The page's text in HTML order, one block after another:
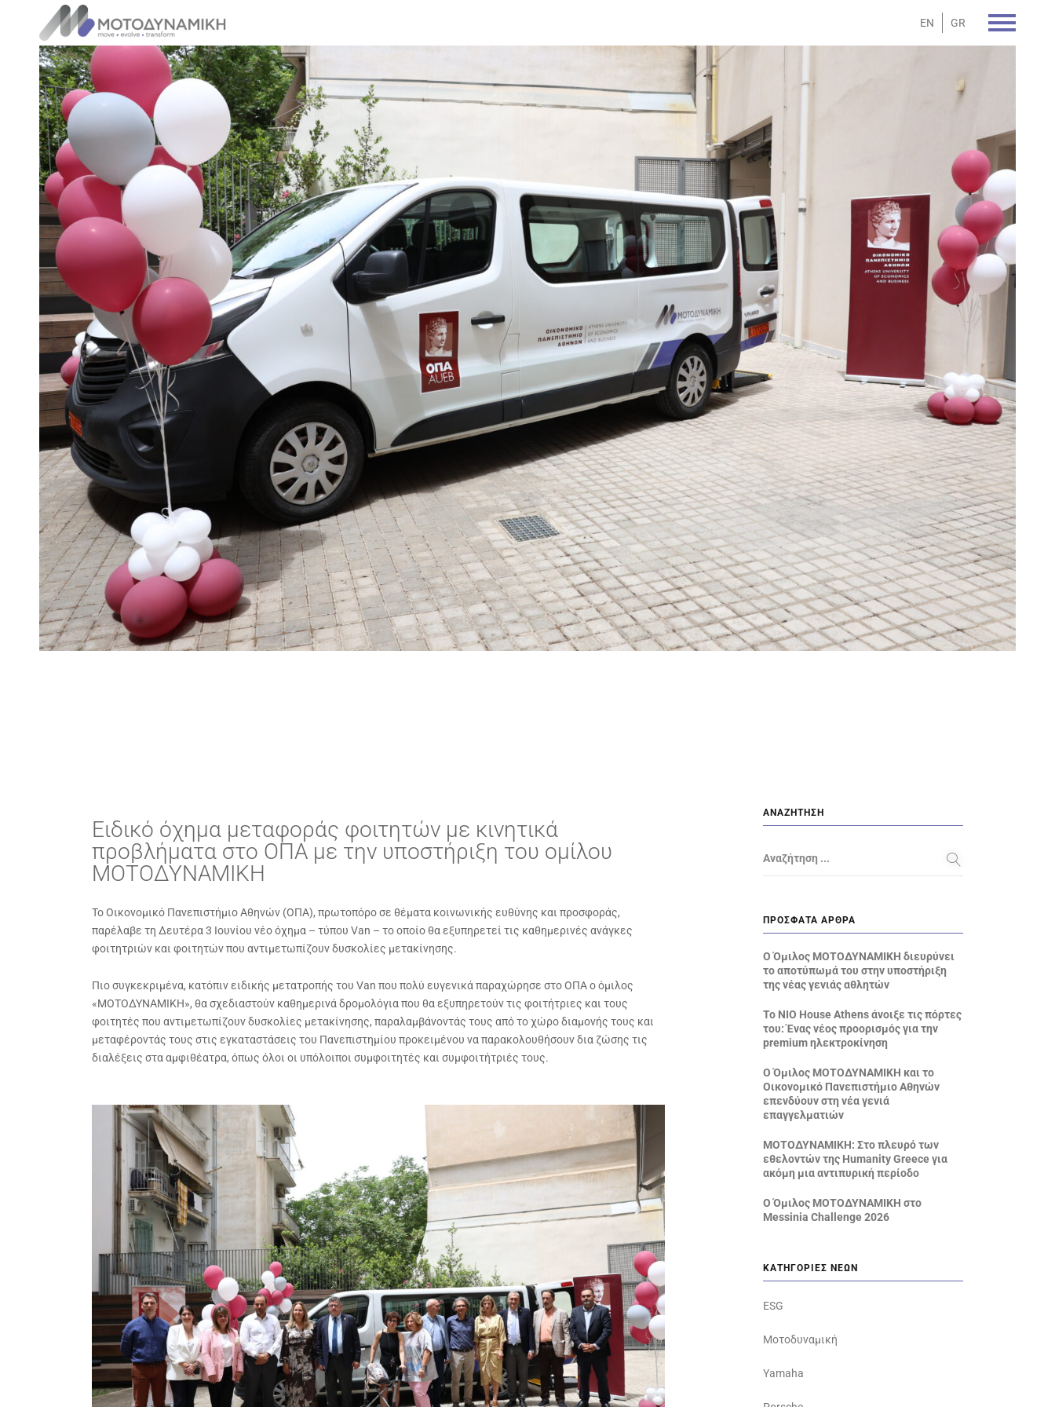
EN GR
Ειδικό όχημα μεταφοράς φοιτητών με κινητικά
προβλήματα στο ΟΠΑ με την υποστήριξη του ομίλου
ΜΟΤΟΔΥΝΑΜΙΚΗ
Το Οικονομικό Πανεπιστήμιο Αθηνών (ΟΠΑ), πρωτοπόρο σε θέματα κοινωνικής ευθύνης και προσφοράς,
παρέλαβε τη Δευτέρα 3 Ιουνίου νέο όχημα – τύπου Van – το οποίο θα εξυπηρετεί τις καθημερινές ανάγκες
φοιτητριών και φοιτητών που αντιμετωπίζουν δυσκολίες μετακίνησης.
Πιο συγκεκριμένα, κατόπιν ειδικής μετατροπής του Van που πολύ ευγενικά παραχώρησε στο ΟΠΑ ο όμιλος
«ΜΟΤΟΔΥΝΑΜΙΚΗ», θα σχεδιαστούν καθημερινά δρομολόγια που θα εξυπηρετούν τις φοιτήτριες και τους
φοιτητές που αντιμετωπίζουν δυσκολίες μετακίνησης, παραλαμβάνοντάς τους από το χώρο διαμονής τους και
μεταφέροντάς τους στις εγκαταστάσεις του Πανεπιστημίου προκειμένου να παρακολουθήσουν δια ζώσης τις
διαλέξεις στα αμφιθέατρα, όπως όλοι οι υπόλοιποι συμφοιτητές και συμφοιτήτριές τους.
ΑΝΑΖΉΤΗΣΗ
Αναζήτηση ...
ΠΡΌΣΦΑΤΑ ΆΡΘΡΑ
Ο Όμιλος ΜΟΤΟΔΥΝΑΜΙΚΗ διευρύνει
το αποτύπωμά του στην υποστήριξη
της νέας γενιάς αθλητών
Το NIO House Athens άνοιξε τις πόρτες
του: Ένας νέος προορισμός για την
premium ηλεκτροκίνηση
Ο Όμιλος ΜΟΤΟΔΥΝΑΜΙΚΗ και το
Οικονομικό Πανεπιστήμιο Αθηνών
επενδύουν στη νέα γενιά
επαγγελματιών
ΜΟΤΟΔΥΝΑΜΙΚΗ: Στο πλευρό των
εθελοντών της Humanity Greece για
ακόμη μια αντιπυρική περίοδο
Ο Όμιλος ΜΟΤΟΔΥΝΑΜΙΚΗ στο
Messinia Challenge 2026
ΚΑΤΗΓΟΡΊΕΣ ΝΈΩΝ
ESG
Μοτοδυναμική
Yamaha